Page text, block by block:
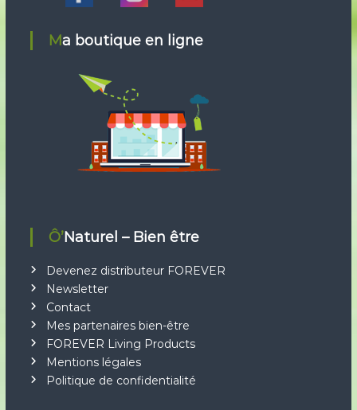
h
e
Ma boutique en ligne
Ô’Naturel – Bien être
Devenez distributeur FOREVER
Newsletter
Contact
Mes partenaires bien-être
FOREVER Living Products
Mentions légales
Politique de confidentialité